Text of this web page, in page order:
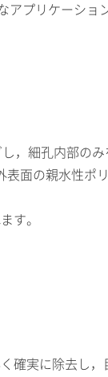
プリケーショ
，細孔内部のみ
表面の親水性ポ
す。
実に除去し